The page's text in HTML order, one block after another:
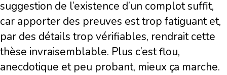
suggestion de l’existence d’un complot suffit,
car apporter des preuves est trop fatiguant et,
par des détails trop vérifiables, rendrait cette
thèse invraisemblable. Plus c’est flou,
anecdotique et peu probant, mieux ça marche.